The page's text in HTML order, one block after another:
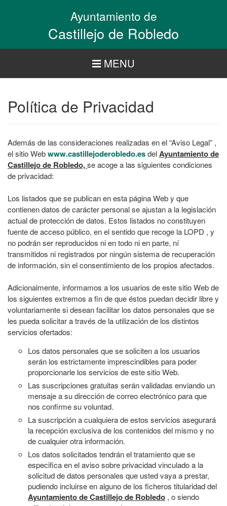
Ayuntamiento de
Castillejo de Robledo
MENU
Política de Privacidad
Además de las consideraciones realizadas en el “Aviso Legal” ,
el sitio Webwww.castillejoderobledo.esdelAyuntamiento de
Castillejo de Robledo,se acoge a las siguientes condiciones
de privacidad:
Los listados que se publican en esta página Web y que
contienen datos de carácter personal se ajustan a la legislación
actual de protección de datos. Estos listados no constituyen
fuente de acceso público, en el sentido que recoge la LOPD , y
no podrán ser reproducidos ni en todo ni en parte, ní
transmitidos ni registrados por ningún sistema de recuperación
de información, sin el consentimiento de los propios afectados.
Adicionalmente, informamos a los usuarios de este sitio Web de
los siguientes extremos a fin de que éstos puedan decidir libre y
voluntariamente si desean facilitar los datos personales que se
les pueda solicitar a través de la utilización de los distintos
servicios ofertados:
Los datos personales que se soliciten a los usuarios
serán los estrictamente imprescindibles para poder
proporcionarle los servicios de este sitio Web.
Las suscripciones gratuitas serán validadas enviando un
mensaje a su dirección de correo electrónico para que
nos confirme su voluntad.
La suscripción a cualquiera de estos servicios asegurará
la recepción exclusiva de los contenidos del mismo y no
de cualquier otra información.
Los datos solicitados tendrán el tratamiento que se
especifica en el aviso sobre privacidad vinculado a la
solicitud de datos personales que usted vaya a prestar,
pudiendo incluirse en alguno de los ficheros titularidad del
Ayuntamiento de Castillejo de Robledo , o siendo